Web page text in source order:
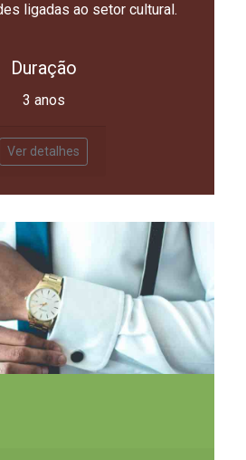
ligadas ao setor cultural.
Duração
3 anos
Ver detalhes